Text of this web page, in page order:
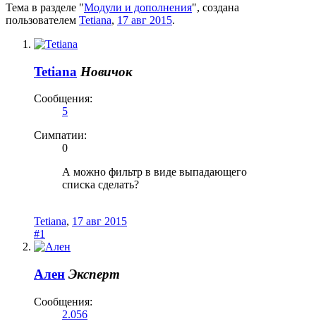
Тема в разделе "Модули и дополнения", создана
пользователем Tetiana, 17 авг 2015.
Tetiana Новичок
Сообщения:
5
Симпатии:
0
А можно фильтр в виде выпадающего
списка сделать?
Tetiana, 17 авг 2015
#1
Ален Эксперт
Сообщения:
2.056